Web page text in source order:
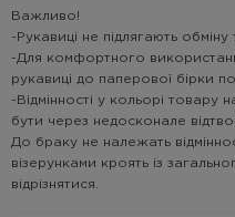
Важливо!
-Рукавиці не підлягають
-Для комфортного
рукавиці до паперової бірки
-Відмінності у кольорі товару
бути через недосконале
До браку не належать
візерунками кроять із
відрізнятися.